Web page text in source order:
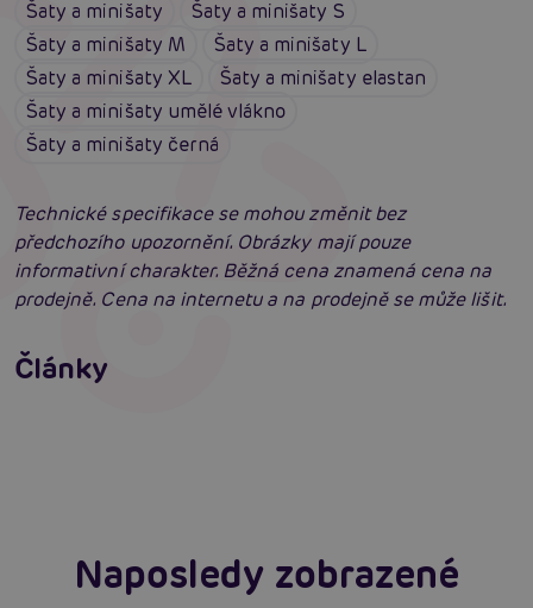
Šaty a minišaty
Šaty a minišaty S
Šaty a minišaty M
Šaty a minišaty L
Šaty a minišaty XL
Šaty a minišaty elastan
Šaty a minišaty umělé vlákno
Šaty a minišaty černá
Technické specifikace se mohou změnit bez
předchozího upozornění. Obrázky mají pouze
informativní charakter. Běžná cena znamená cena na
prodejně. Cena na internetu a na prodejně se může lišit.
Články
neodolatelně sexy
Číst více
Erotická inteligence: Příručka Sexiomů
Naposledy zobrazené